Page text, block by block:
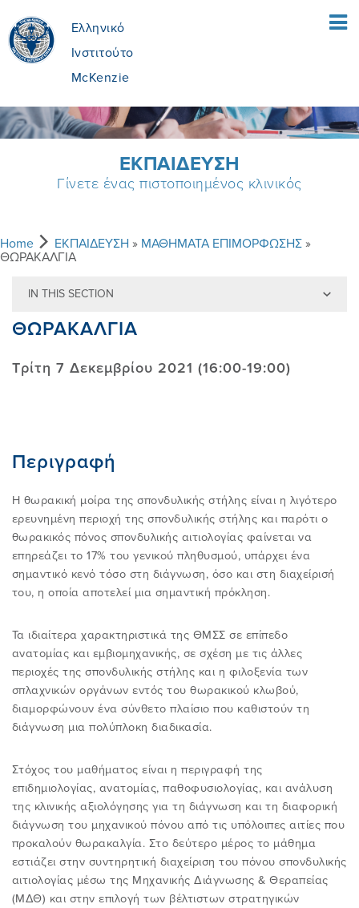
Ελληνικό
Ινστιτούτο
McKenzie
ΑΡΧΙΚΗ ΣΕΛΙΔΑ
ΑΣΘΕΝΕIΣ
ΤΙ ΕIΝΑΙ Η ΜEΘΟΔΟΣ MCKENZIE;
ΤΙ ΠΕΡΙΛΑΜΒAΝΕΙ
FAQ
ΒΡΕIΤΕ EΝΑΝ ΘΕΡΑΠΕΥΤH
ΕIΠΑΝ ΓΙΑ ΕΜAΣ - ΑΣΘΕΝΕIΣ
ΠΙΣΤΟΠΟΙΗΜΕΝΕΣ ΚΛΙΝΙΚΕΣ
MCKENZIE
ΔΩΡΕΑΝ ΕΞΕΤΑΣΗ & ΘΕΡΑΠΕΙΑ
ΘΕΡΑΠΕΥΤEΣ
MEΘOΔOΣ MCKENZIE
EΡΕΥΝΑ ΚΑΙ ΠΗΓEΣ
EIΠΑΝ ΓΙΑ ΕΜAΣ - ΚΛΙΝΙΚΟI
ΠΛΗΡΟΦΟΡIΕΣ ΓΙΑ ΠΑΡOΧΟΥΣ ΥΓΕIΑΣ
ΤΟ ΠΕΡΙΟΔΙΚO ΜΑΣ
ΓΙΝΕΤΕ ΜΕΛΟΣ
ΕΚΠΑIΔΕΥΣΗ
ONLINE ΜΑΘΗΜΑΤΑ
ΒΡEIΤΕ ΤΟ ΣΕΜΙΝAΡΙΟ ΠΟΥ
ΕΠΙΘΥΜΕIΤΕ
ΔIΠΛΩΜΑ
ΜΑΘΗΜΑΤΑ ΕΠΙΜΟΡΦΩΣΗΣ
ΠΛΑΤΦΟΡΜΑ E-LEARNING EΙΜ
ΕΚΠΑIΔΕΥΣΗ FAQ
ΕΠΙΣΤΗΜΟΝΙΚΕΣ ΕΚΔΗΛΩΣΕΙΣ
ROBIN MCKENZIE
Η ΙΣΤΟΡIΑ ΤΗΣ ΜΕΘOΔΟΥ MCKENZIE
ΠΡΟΪΟΝΤΑ
ΕΠΙΣΚΕΦΤΕΙΤΕ ΤΟ ΚΑΝΑΛΙ ΜΑΣ ΣΤΟ
YOUTUBE
AΝΑΚΟΙΝΩΣΕΙΣ
ΕΠΙΚΟΙΝΩΝIΑ
ΕΚΠΑIΔΕΥΣΗ
Γίνετε ένας πιστοποιημένος κλινικός
Home ΕΚΠΑIΔΕΥΣΗ » ΜΑΘΗΜΑΤΑ ΕΠΙΜΟΡΦΩΣΗΣ »
ΘΩΡΑΚΑΛΓΙΑ
IN THIS SECTION
ΘΩΡΑΚΑΛΓΙΑ
Τρίτη 7 Δεκεμβρίου 2021 (16:00-19:00)
Περιγραφή
Η θωρακική μοίρα της σπονδυλικής στήλης είναι η λιγότερο
ερευνημένη περιοχή της σπονδυλικής στήλης και παρότι ο
θωρακικός πόνος σπονδυλικής αιτιολογίας φαίνεται να
επηρεάζει το 17% του γενικού πληθυσμού, υπάρχει ένα
σημαντικό κενό τόσο στη διάγνωση, όσο και στη διαχείρισή
του, η οποία αποτελεί μια σημαντική πρόκληση.
Τα ιδιαίτερα χαρακτηριστικά της ΘΜΣΣ σε επίπεδο
ανατομίας και εμβιομηχανικής, σε σχέση με τις άλλες
περιοχές της σπονδυλικής στήλης και η φιλοξενία των
σπλαχνικών οργάνων εντός του θωρακικού κλωβού,
διαμορφώνουν ένα σύνθετο πλαίσιο που καθιστούν τη
διάγνωση μια πολύπλοκη διαδικασία.
Στόχος του μαθήματος είναι η περιγραφή της
επιδημιολογίας, ανατομίας, παθοφυσιολογίας, και ανάλυση
της κλινικής αξιολόγησης για τη διάγνωση και τη διαφορική
διάγνωση του μηχανικού πόνου από τις υπόλοιπες αιτίες που
προκαλούν θωρακαλγία. Στο δεύτερο μέρος το μάθημα
εστιάζει στην συντηρητική διαχείριση του πόνου σπονδυλικής
αιτιολογίας μέσω της Μηχανικής Διάγνωσης & Θεραπείας
(ΜΔΘ) και στην επιλογή των βέλτιστων στρατηγικών